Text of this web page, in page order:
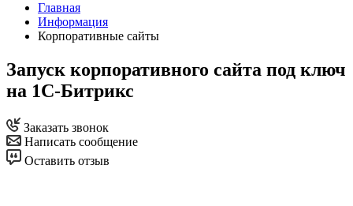
Главная
Информация
Корпоративные сайты
Запуск корпоративного сайта под ключ
на 1С-Битрикс
Заказать звонок
Написать сообщение
Оставить отзыв